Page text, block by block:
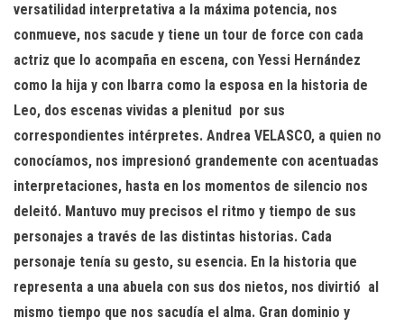
versatilidad interpretativa a la máxima potencia, nos
conmueve, nos sacude y tiene un tour de force con cada
actriz que lo acompaña en escena, con Yessi Hernández
como la hija y con Ibarra como la esposa en la historia de
Leo, dos escenas vividas a plenitud por sus
correspondientes intérpretes. Andrea VELASCO, a quien no
conocíamos, nos impresionó grandemente con acentuadas
interpretaciones, hasta en los momentos de silencio nos
deleitó. Mantuvo muy precisos el ritmo y tiempo de sus
personajes a través de las distintas historias. Cada
personaje tenía su gesto, su esencia. En la historia que
representa a una abuela con sus dos nietos, nos divirtió al
mismo tiempo que nos sacudía el alma. Gran dominio y